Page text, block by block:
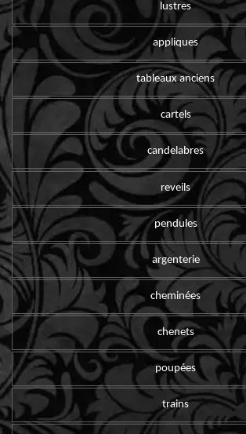
lustres
appliques
tableaux anciens
cartels
candelabres
reveils
pendules
argenterie
cheminées
chenets
poupées
trains